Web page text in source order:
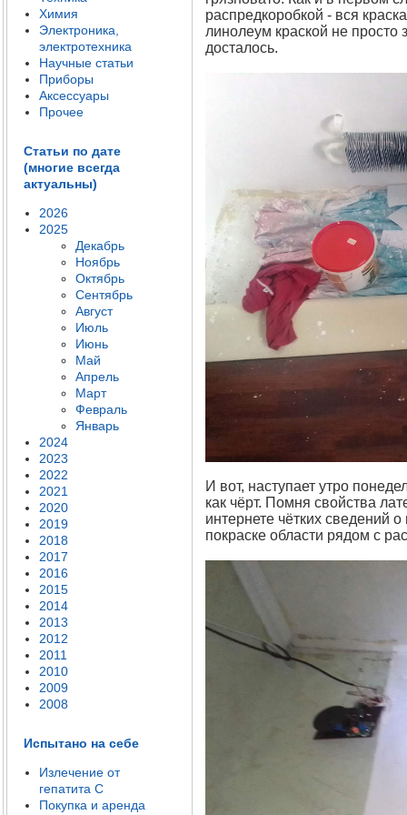
Химия
Электроника,
электротехника
Научные статьи
Приборы
Аксессуары
Прочее
Статьи по дате
(многие всегда
актуальны)
2026
2025
Декабрь
Ноябрь
Октябрь
Сентябрь
Август
Июль
Июнь
Май
Апрель
Март
Февраль
Январь
2024
2023
2022
2021
2020
2019
2018
2017
2016
2015
2014
2013
2012
2011
2010
2009
2008
Испытано на себе
Излечение от
гепатита C
Покупка и аренда
распредкоробкой - вся
линолеум краской не
досталось.
И вот, наступает утро
как чёрт. Помня свойства
интернете чётких сведений
покраске области рядом с